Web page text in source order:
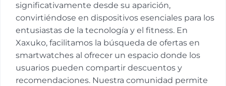
significativamente desde su aparición,
convirtiéndose en dispositivos esenciales para los
entusiastas de la tecnología y el fitness. En
Xaxuko, facilitamos la búsqueda de ofertas en
smartwatches al ofrecer un espacio donde los
usuarios pueden compartir descuentos y
recomendaciones. Nuestra comunidad permite